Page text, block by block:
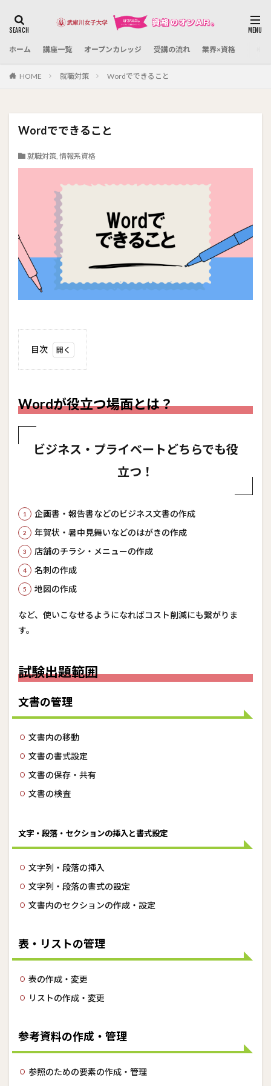
ホーム 講座一覧 オープンカレッジ 受講の流れ 業界×資格
HOME 就職対策 Wordでできること
Wordでできること
就職対策, 情報系資格
目次
立つ
場面
文書
の管
理
2.2
文
段
セク
式設
定
2.3
リス
トの
管理
2.4
参考
の作
2.5
グラ
ック
要素
の挿
入と
2.6
文書
同作
管理
MOS
対策
講座
のご
案内
Wordが役立つ場面とは？
ビジネス・プライベートどちらでも役
立つ！
企画書・報告書などのビジネス文書の作成
年賀状・暑中見舞いなどのはがきの作成
店舗のチラシ・メニューの作成
名刺の作成
地図の作成
など、使いこなせるようになればコスト削減にも繋がりま
す。
試験出題範囲
文書の管理
文書内の移動
文書の書式設定
文書の保存・共有
文書の検査
文字・段落・セクションの挿入と書式設定
文字列・段落の挿入
文字列・段落の書式の設定
文書内のセクションの作成・設定
表・リストの管理
表の作成・変更
リストの作成・変更
参考資料の作成・管理
参照のための要素の作成・管理
検索